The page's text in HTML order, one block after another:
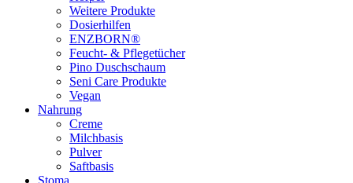
Weitere Produkte
Dosierhilfen
ENZBORN®
Feucht- & Pflegetücher
Pino Duschschaum
Seni Care Produkte
Vegan
Nahrung
Creme
Milchbasis
Pulver
Saftbasis
Stoma